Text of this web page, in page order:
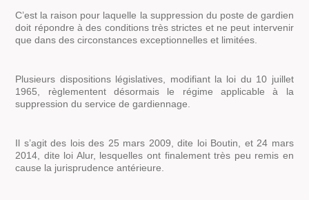
C’est la raison pour laquelle la suppression du poste de gardien
doit répondre à des conditions très strictes et ne peut intervenir
que dans des circonstances exceptionnelles et limitées.
Plusieurs dispositions législatives, modifiant la loi du 10 juillet
1965, règlementent désormais le régime applicable à la
suppression du service de gardiennage.
Il s’agit des lois des 25 mars 2009, dite loi Boutin, et 24 mars
2014, dite loi Alur, lesquelles ont finalement très peu remis en
cause la jurisprudence antérieure.